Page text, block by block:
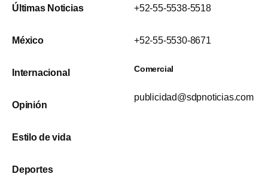
Últimas Noticias
México
Internacional
Opinión
Estilo de vida
Deportes
+52-55-5538-5518
+52-55-5530-8671
Comercial
publicidad@sdpnoticias.com